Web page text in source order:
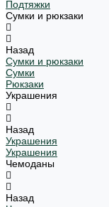
Подтяжки
Сумки и рюкзаки
Назад
Сумки и рюкзаки
Сумки
Рюкзаки
Украшения
Назад
Украшения
Украшения
Чемоданы
Назад